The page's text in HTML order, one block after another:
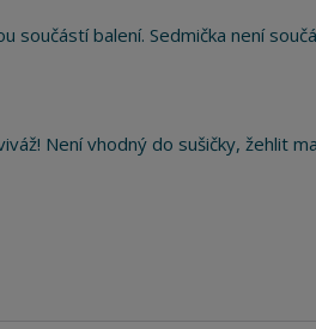
součástí balení. Sedmička není
Není vhodný do sušičky, žehlit